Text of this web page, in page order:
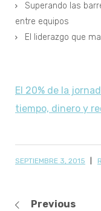
Superando las
entre equipos
El liderazgo que
El 20% de la
tiempo, dinero y
SEPTIEMBRE 3, 2015
Previous